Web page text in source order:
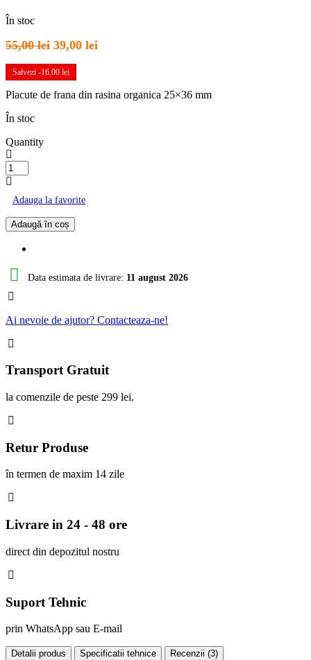
În stoc
55,00lei Prețul
a
fost:
55,00 lei.
39,00 lei
39,00 lei.
Salvezi -16,00 lei
Placute de frana din rasina organica 25×36 mm
În stoc
Quantity
Cantitate
Placute
frana
25x36
mm
Adauga la favorite
Adaugă în coș
Data estimata de livrare: 11 august 2026
Ai nevoie de ajutor? Contacteaza-ne!
Transport Gratuit
la comenzile de peste 299 lei.
Retur Produse
în termen de maxim 14 zile
Livrare in 24 - 48 ore
direct din depozitul nostru
Suport Tehnic
prin WhatsApp sau E-mail
Detalii produs Specificatii tehnice Recenzii (3)